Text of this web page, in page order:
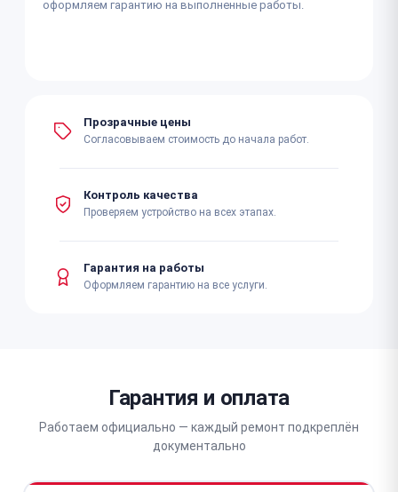
оформляем гарантию на выполненные работы.
Прозрачные цены
Согласовываем стоимость до начала работ.
Контроль качества
Проверяем устройство на всех этапах.
Гарантия на работы
Оформляем гарантию на все услуги.
Гарантия и оплата
Работаем официально — каждый ремонт подкреплён
документально